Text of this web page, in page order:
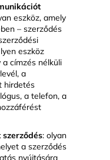
eszköz, amely
– szerződés
eszköz
címzés nélküli
a
hirdetés
a telefon, a
: olyan
a szerződés
nyújtására